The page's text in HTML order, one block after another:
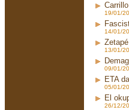
19/01/
14/01/
13/01/
09/01/
ETA
05/01/
El
26/12/